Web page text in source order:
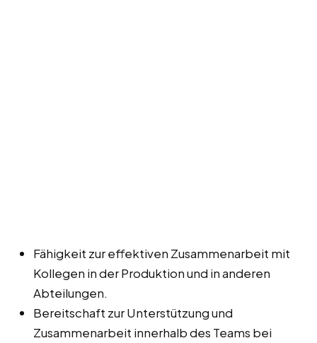
Fähigkeit zur effektiven Zusammenarbeit mit
Kollegen in der Produktion und in anderen
Abteilungen.
Bereitschaft zur Unterstützung und
Zusammenarbeit innerhalb des Teams bei